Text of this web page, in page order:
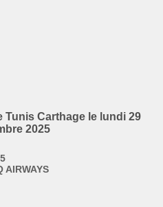
Tunis Carthage le lundi 29
2025
AIRWAYS